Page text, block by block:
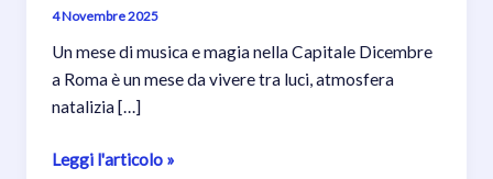
4 Novembre 2025
Un mese di musica e magia nella Capitale Dicembre
a Roma è un mese da vivere tra luci, atmosfera
natalizia […]
🎵
Leggi l'articolo »